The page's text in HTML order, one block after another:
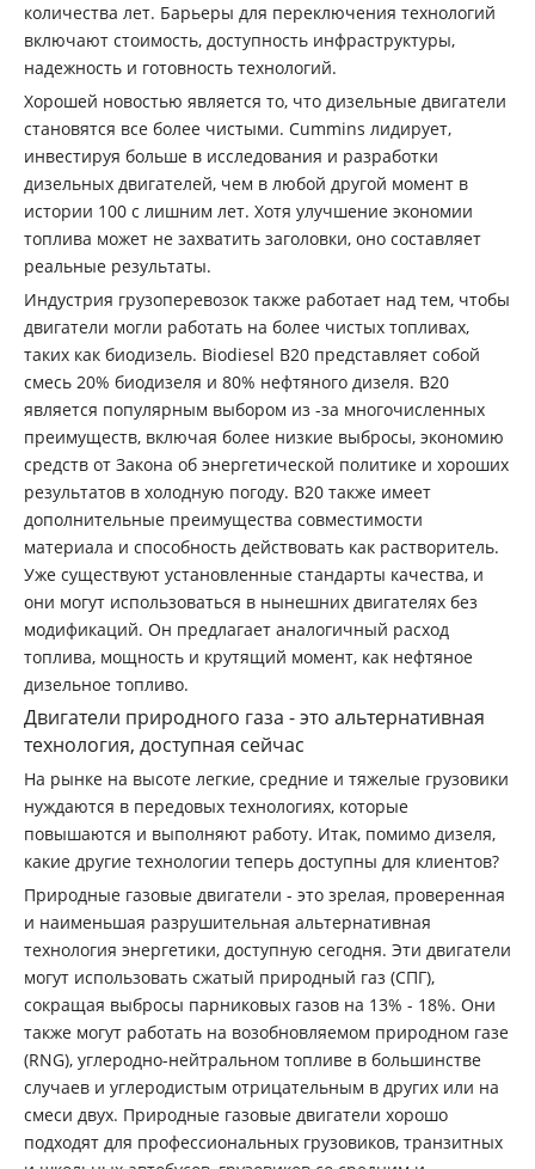
количества лет. Барьеры для переключения технологий
включают стоимость, доступность инфраструктуры,
надежность и готовность технологий.
Хорошей новостью является то, что дизельные двигатели
становятся все более чистыми. Cummins лидирует,
инвестируя больше в исследования и разработки
дизельных двигателей, чем в любой другой момент в
истории 100 с лишним лет. Хотя улучшение экономии
топлива может не захватить заголовки, оно составляет
реальные результаты.
Индустрия грузоперевозок также работает над тем, чтобы
двигатели могли работать на более чистых топливах,
таких как биодизель. Biodiesel B20 представляет собой
смесь 20% биодизеля и 80% нефтяного дизеля. B20
является популярным выбором из -за многочисленных
преимуществ, включая более низкие выбросы, экономию
средств от Закона об энергетической политике и хороших
результатов в холодную погоду. B20 также имеет
дополнительные преимущества совместимости
материала и способность действовать как растворитель.
Уже существуют установленные стандарты качества, и
они могут использоваться в нынешних двигателях без
модификаций. Он предлагает аналогичный расход
топлива, мощность и крутящий момент, как нефтяное
дизельное топливо.
Двигатели природного газа - это альтернативная
технология, доступная сейчас
На рынке на высоте легкие, средние и тяжелые грузовики
нуждаются в передовых технологиях, которые
повышаются и выполняют работу. Итак, помимо дизеля,
какие другие технологии теперь доступны для клиентов?
Природные газовые двигатели - это зрелая, проверенная
и наименьшая разрушительная альтернативная
технология энергетики, доступную сегодня. Эти двигатели
могут использовать сжатый природный газ (СПГ),
сокращая выбросы парниковых газов на 13% - 18%. Они
также могут работать на возобновляемом природном газе
(RNG), углеродно-нейтральном топливе в большинстве
случаев и углеродистым отрицательным в других или на
смеси двух. Природные газовые двигатели хорошо
подходят для профессиональных грузовиков, транзитных